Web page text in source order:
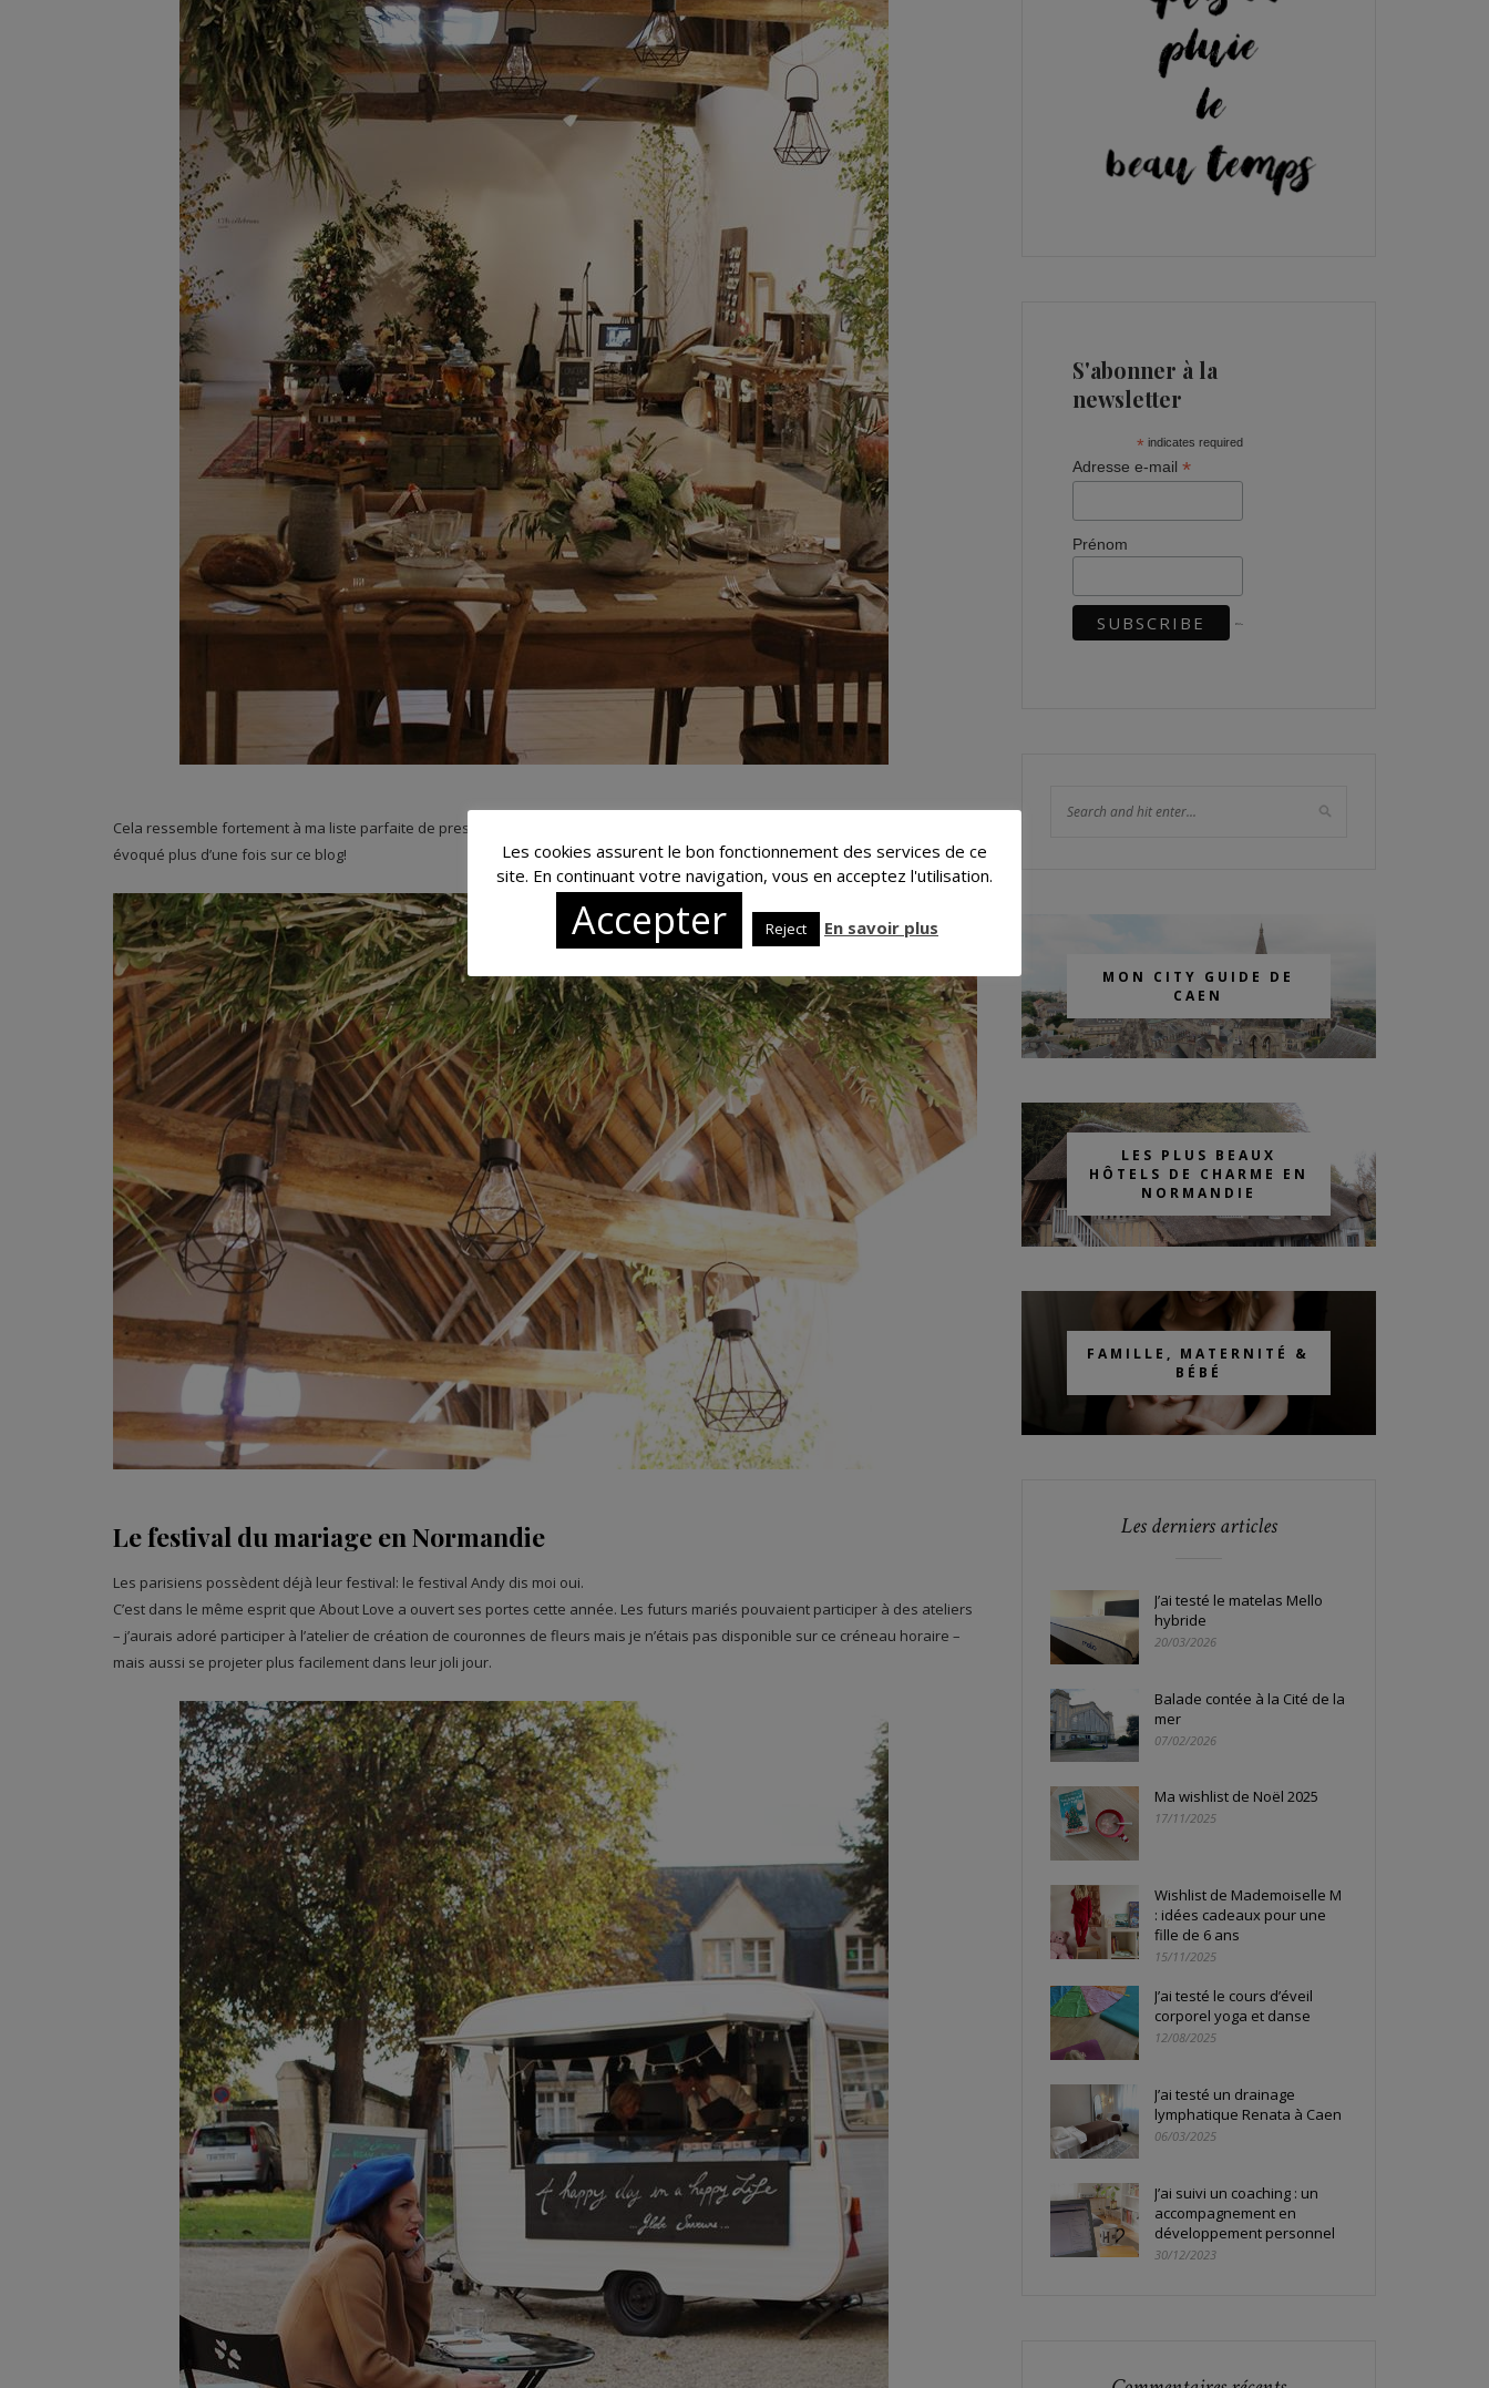
Cela ressemble fortement à ma liste parfaite de prestataires si je venais à me marier un jour! La plupart d’entre eux ont déjà été
évoqué plus d’une fois sur ce blog!
Le festival du mariage en Normandie
Les parisiens possèdent déjà leur festival: le festival Andy dis moi oui.
C’est dans le même esprit que About Love a ouvert ses portes cette année. Les futurs mariés pouvaient participer à des ateliers
– j’aurais adoré participer à l’atelier de création de couronnes de fleurs mais je n’étais pas disponible sur ce créneau horaire –
mais aussi se projeter plus facilement dans leur joli jour.
S'abonner à la
newsletter
* indicates required
Adresse e-mail *
Prénom
MON CITY GUIDE DE
CAEN
LES PLUS BEAUX
HÔTELS DE CHARME EN
NORMANDIE
FAMILLE, MATERNITÉ &
BÉBÉ
Les derniers articles
J’ai testé le matelas Mello
hybride
20/03/2026
Balade contée à la Cité de la
mer
07/02/2026
Ma wishlist de Noël 2025
17/11/2025
Wishlist de Mademoiselle M
: idées cadeaux pour une
fille de 6 ans
15/11/2025
J’ai testé le cours d’éveil
corporel yoga et danse
12/08/2025
J’ai testé un drainage
lymphatique Renata à Caen
06/03/2025
J’ai suivi un coaching : un
accompagnement en
développement personnel
30/12/2023
Les cookies assurent le bon fonctionnement des services de ce
site. En continuant votre navigation, vous en acceptez l'utilisation.
Accepter Reject En savoir plus